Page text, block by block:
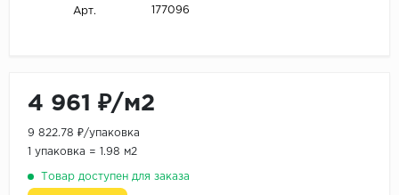
Арт. 177096
4 961 ₽/м2
9 822.78 ₽/упаковка
1 упаковка = 1.98 м2
Товар доступен для заказа